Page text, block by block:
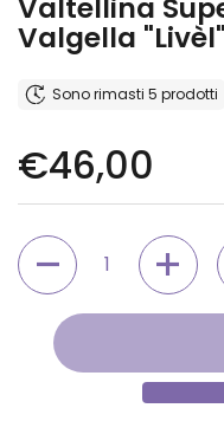
Valtellina
Valgella
Sono rimasti 5 prodotti
Prezzo di
€46,00
Quantità